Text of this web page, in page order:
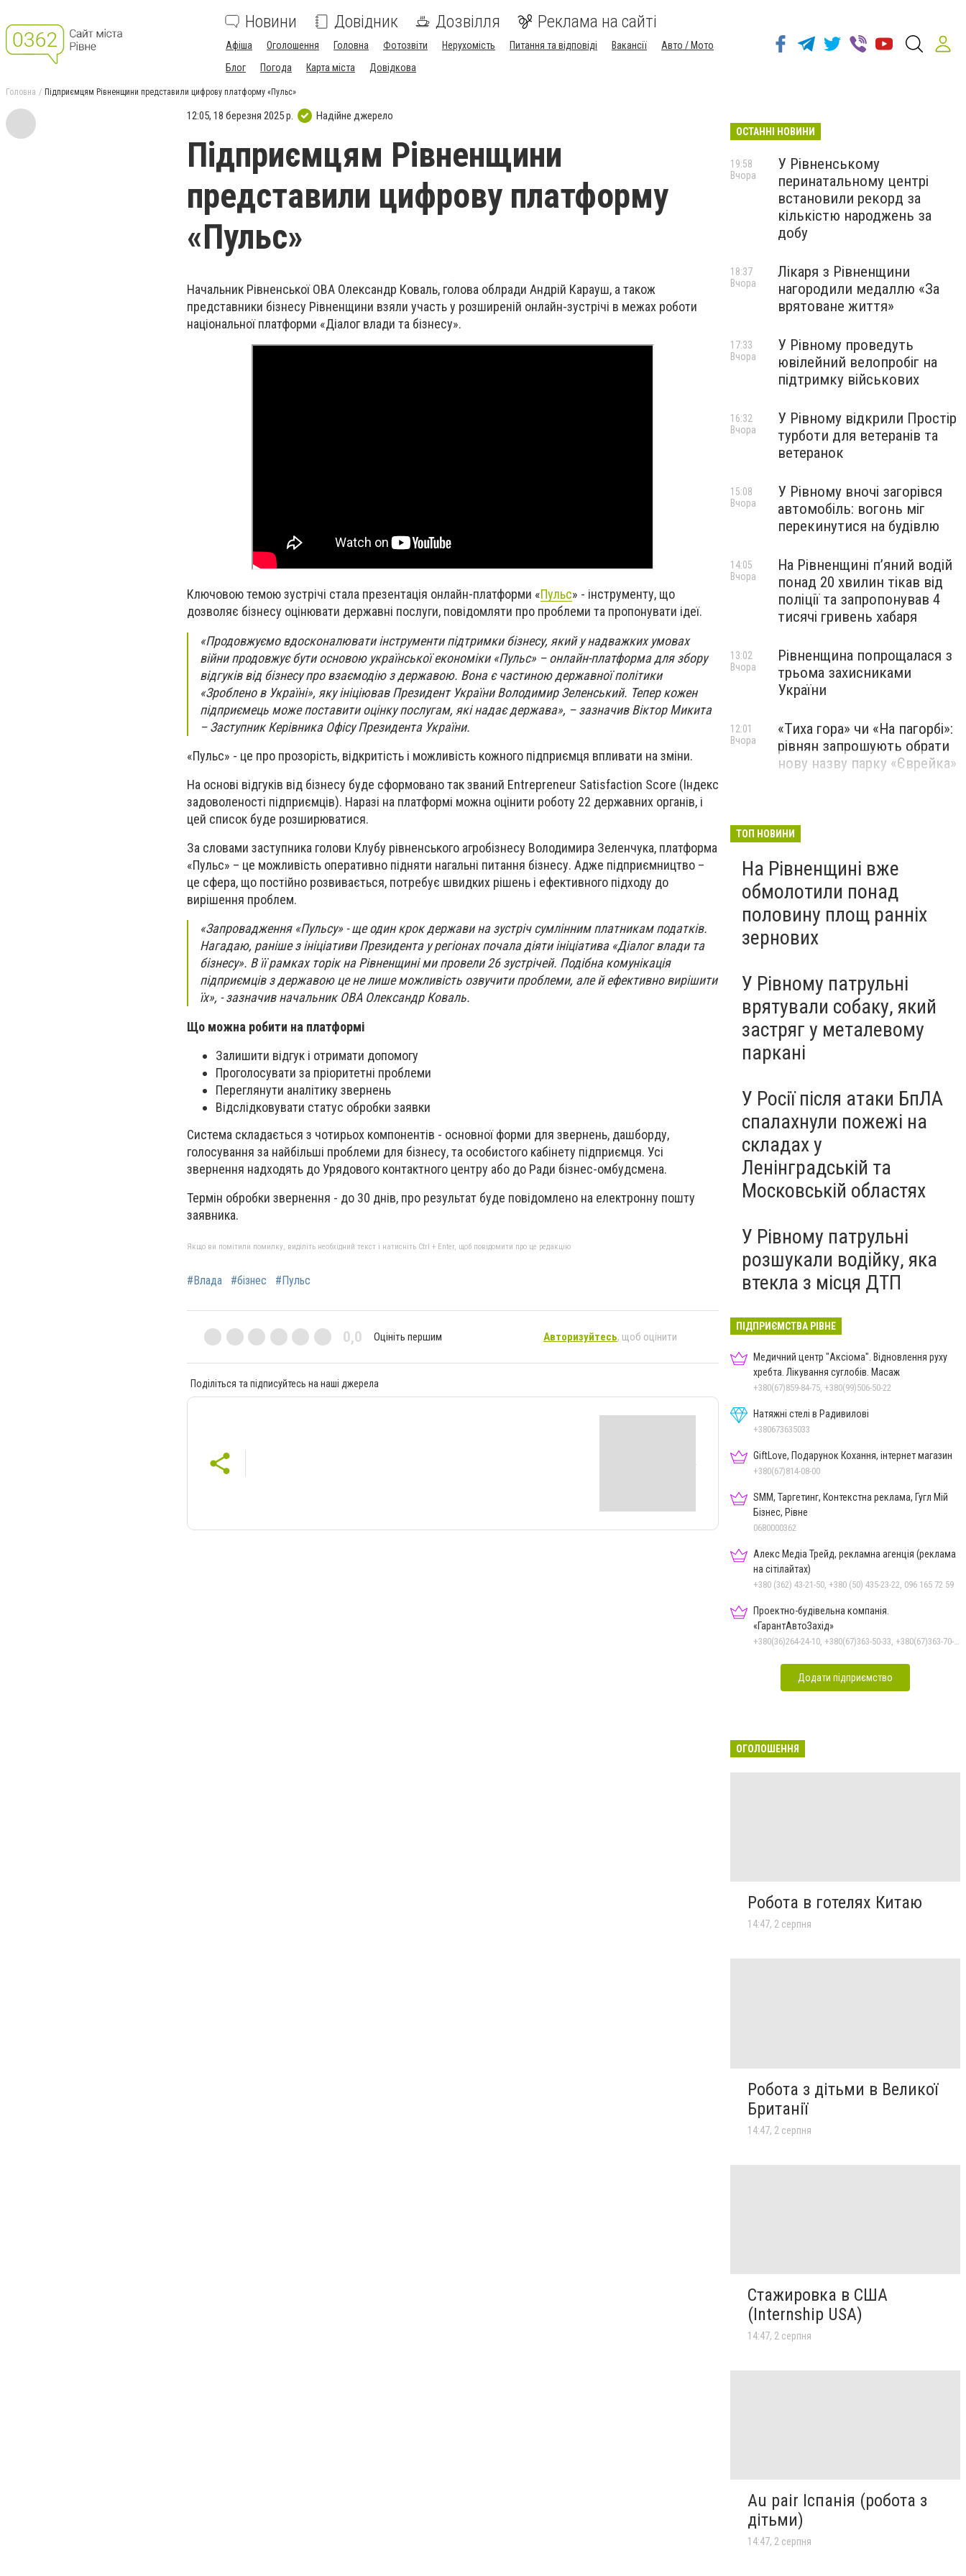
Новини Довідник Дозвілля Реклама на сайті
Афіша Оголошення Головна Фотозвіти Нерухомість Питання та відповіді Вакансії
Авто / Мото
Блог
Погода Карта міста Довідкова
Головна Підприємцям Рівненщини представили цифрову платформу «Пульс»
12:05, 18 березня 2025 р. Надійне джерело
Підприємцям Рівненщини
представили цифрову платформу
«Пульс»
Начальник Рівненської ОВА Олександр Коваль, голова облради Андрій Карауш, а також
представники бізнесу Рівненщини взяли участь у розширеній онлайн-зустрічі в межах роботи
національної платформи «Діалог влади та бізнесу».
Ключовою темою зустрічі стала презентація онлайн-платформи «Пульс» - інструменту, що
дозволяє бізнесу оцінювати державні послуги, повідомляти про проблеми та пропонувати ідеї.
«Продовжуємо вдосконалювати інструменти підтримки бізнесу, який у надважких умовах
війни продовжує бути основою української економіки «Пульс» – онлайн-платформа для збору
відгуків від бізнесу про взаємодію з державою. Вона є частиною державної політики
«Зроблено в Україні», яку ініціював Президент України Володимир Зеленський. Тепер кожен
підприємець може поставити оцінку послугам, які надає держава», – зазначив Віктор Микита
– Заступник Керівника Офісу Президента України.
«Пульс» - це про прозорість, відкритість і можливість кожного підприємця впливати на зміни.
На основі відгуків від бізнесу буде сформовано так званий Entrepreneur Satisfaction Score (Індекс
задоволеності підприємців). Наразі на платформі можна оцінити роботу 22 державних органів, і
цей список буде розширюватися.
За словами заступника голови Клубу рівненського агробізнесу Володимира Зеленчука, платформа
«Пульс» – це можливість оперативно підняти нагальні питання бізнесу. Адже підприємництво –
це сфера, що постійно розвивається, потребує швидких рішень і ефективного підходу до
вирішення проблем.
«Запровадження «Пульсу» - ще один крок держави на зустріч сумлінним платникам податків.
Нагадаю, раніше з ініціативи Президента у регіонах почала діяти ініціатива «Діалог влади та
бізнесу». В її рамках торік на Рівненщині ми провели 26 зустрічей. Подібна комунікація
підприємців з державою це не лише можливість озвучити проблеми, але й ефективно вирішити
їх», - зазначив начальник ОВА Олександр Коваль.
Що можна робити на платформі
Залишити відгук і отримати допомогу
Проголосувати за пріоритетні проблеми
Переглянути аналітику звернень
Відслідковувати статус обробки заявки
Система складається з чотирьох компонентів - основної форми для звернень, дашборду,
голосування за найбільші проблеми для бізнесу, та особистого кабінету підприємця. Усі
звернення надходять до Урядового контактного центру або до Ради бізнес-омбудсмена.
Термін обробки звернення - до 30 днів, про результат буде повідомлено на електронну пошту
заявника.
Якщо ви помітили помилку, виділіть необхідний текст і натисніть Ctrl + Enter, щоб повідомити про це редакцію
#Влада #бізнес #Пульс
0,0 Оцініть першим Авторизуйтесь, щоб оцінити
Поділіться та підписуйтесь на наші джерела
ОСТАННІ НОВИНИ
У Рівненському
перинатальному центрі
встановили рекорд за
кількістю народжень за
добу
19:58
Вчора
Лікаря з Рівненщини
нагородили медаллю «За
врятоване життя»
18:37
Вчора
У Рівному проведуть
ювілейний велопробіг на
підтримку військових
17:33
Вчора
У Рівному відкрили Простір
турботи для ветеранів та
ветеранок
16:32
Вчора
У Рівному вночі загорівся
автомобіль: вогонь міг
перекинутися на будівлю
15:08
Вчора
На Рівненщині п’яний водій
понад 20 хвилин тікав від
поліції та запропонував 4
тисячі гривень хабаря
14:05
Вчора
Рівненщина попрощалася з
трьома захисниками
України
13:02
Вчора
«Тиха гора» чи «На пагорбі»:
рівнян запрошують обрати
нову назву парку «Єврейка»
12:01
Вчора
ТОП НОВИНИ
На Рівненщині вже
обмолотили понад
половину площ ранніх
зернових
У Рівному патрульні
врятували собаку, який
застряг у металевому
паркані
У Росії після атаки БпЛА
спалахнули пожежі на
складах у
Ленінградській та
Московській областях
У Рівному патрульні
розшукали водійку, яка
втекла з місця ДТП
ПІДПРИЄМСТВА РІВНЕ
Медичний центр "Аксіома". Відновлення руху
хребта. Лікування суглобів. Масаж
+380(67)859-84-75, +380(99)506-50-22
Натяжні стелі в Радивилові
+380673635033
GiftLove, Подарунок Кохання, інтернет магазин
+380(67)814-08-00
SMM, Таргетинг, Контекстна реклама, Гугл Мій
Бізнес, Рівне
0680000362
Алекс Медіа Трейд, рекламна агенція (реклама
на сітілайтах)
+380 (362) 43-21-50, +380 (50) 435-23-22, 096 165 72 59
Проектно-будівельна компанія.
«ГарантАвтоЗахід»
+380(36)264-24-10, +380(67)363-50-33, +380(67)363-70-50
Додати підприємство
ОГОЛОШЕННЯ
Робота в готелях Китаю
14:47, 2 серпня
Робота з дітьми в Великої
Британії
14:47, 2 серпня
Стажировка в США
(Internship USA)
14:47, 2 серпня
Au pair Іспанія (робота з
дітьми)
14:47, 2 серпня